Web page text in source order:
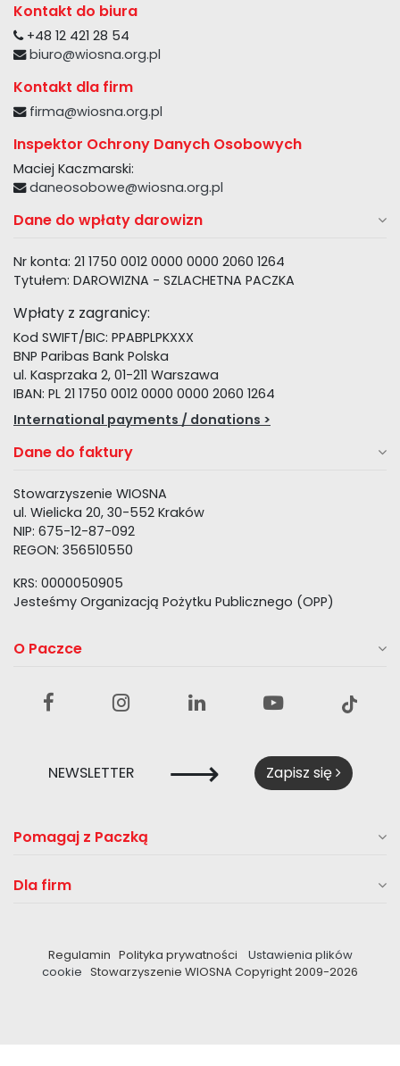
Kontakt do biura
+48 12 421 28 54
biuro@wiosna.org.pl
Kontakt dla firm
firma@wiosna.org.pl
Inspektor Ochrony Danych Osobowych
Maciej Kaczmarski:
daneosobowe@wiosna.org.pl
Dane do wpłaty darowizn
Nr konta: 21 1750 0012 0000 0000 2060 1264
Tytułem: DAROWIZNA - SZLACHETNA PACZKA
Wpłaty z zagranicy:
Kod SWIFT/BIC: PPABPLPKXXX
BNP Paribas Bank Polska
ul. Kasprzaka 2, 01-211 Warszawa
IBAN: PL 21 1750 0012 0000 0000 2060 1264
International payments / donations >
Dane do faktury
Stowarzyszenie WIOSNA
ul. Wielicka 20, 30-552 Kraków
NIP: 675-12-87-092
REGON: 356510550
KRS: 0000050905
Jesteśmy Organizacją Pożytku Publicznego (OPP)
O Paczce
NEWSLETTER ⟶ Zapisz się
Pomagaj z Paczką
Dla firm
Regulamin Polityka prywatności
Ustawienia plików
cookie Stowarzyszenie WIOSNA Copyright 2009-2026